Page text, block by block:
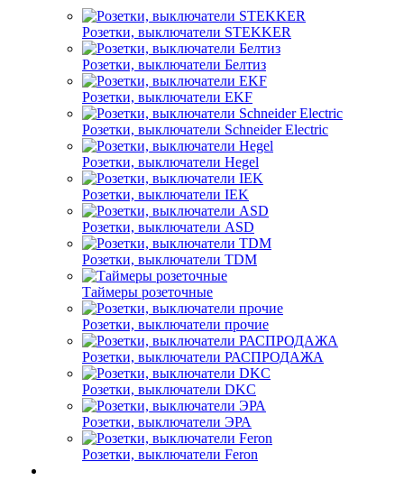
Розетки, выключатели STEKKER
Розетки, выключатели Белтиз
Розетки, выключатели EKF
Розетки, выключатели Schneider Electric
Розетки, выключатели Hegel
Розетки, выключатели IEK
Розетки, выключатели ASD
Розетки, выключатели TDM
Таймеры розеточные
Розетки, выключатели прочие
Розетки, выключатели РАСПРОДАЖА
Розетки, выключатели DKC
Розетки, выключатели ЭРА
Розетки, выключатели Feron